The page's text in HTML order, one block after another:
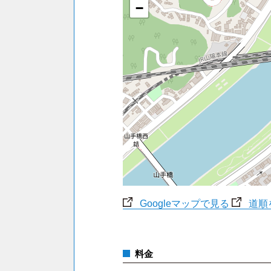
−
Googleマップで見る 道順
料金